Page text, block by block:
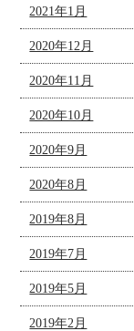
2021年1月
2020年12月
2020年11月
2020年10月
2020年9月
2020年8月
2019年8月
2019年7月
2019年5月
2019年2月